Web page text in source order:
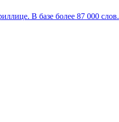
В базе более 87 000 слов.